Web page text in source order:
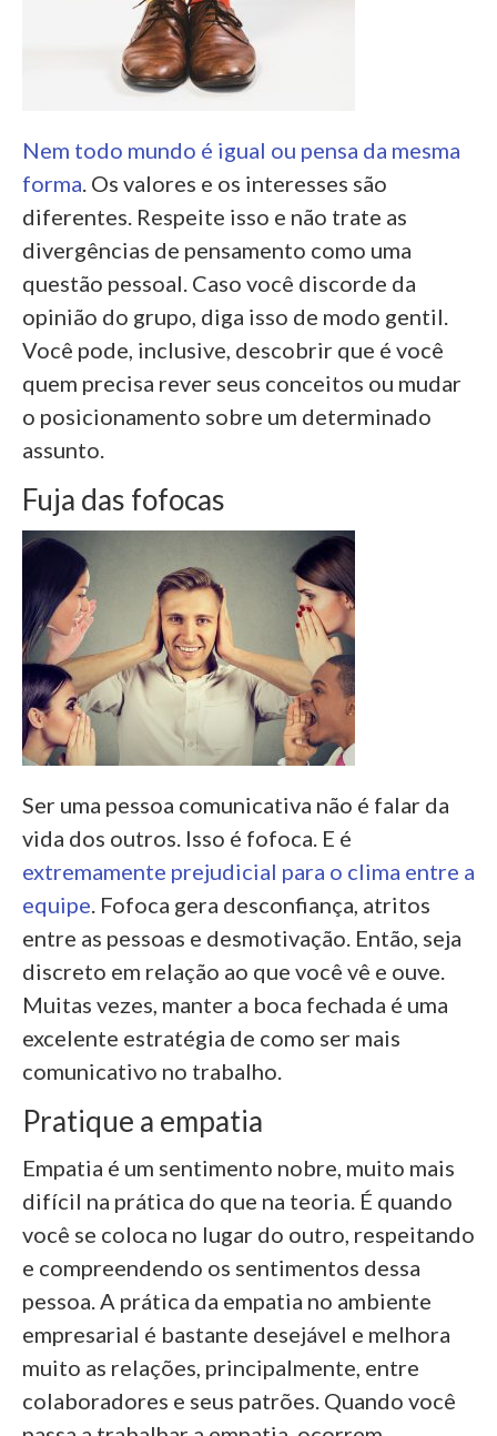
Nem todo mundo é igual ou pensa da mesma
forma. Os valores e os interesses são
diferentes. Respeite isso e não trate as
divergências de pensamento como uma
questão pessoal. Caso você discorde da
opinião do grupo, diga isso de modo gentil.
Você pode, inclusive, descobrir que é você
quem precisa rever seus conceitos ou mudar
o posicionamento sobre um determinado
assunto.
Fuja das fofocas
Ser uma pessoa comunicativa não é falar da
vida dos outros. Isso é fofoca. E é
extremamente prejudicial para o clima entre a
equipe . Fofoca gera desconfiança, atritos
entre as pessoas e desmotivação. Então, seja
discreto em relação ao que você vê e ouve.
Muitas vezes, manter a boca fechada é uma
excelente estratégia de como ser mais
comunicativo no trabalho.
Pratique a empatia
Empatia é um sentimento nobre, muito mais
difícil na prática do que na teoria. É quando
você se coloca no lugar do outro, respeitando
e compreendendo os sentimentos dessa
pessoa. A prática da empatia no ambiente
empresarial é bastante desejável e melhora
muito as relações, principalmente, entre
colaboradores e seus patrões. Quando você